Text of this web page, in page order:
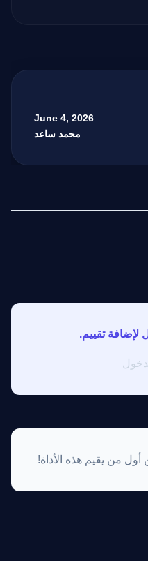
June 4, 2026
محمد ساعد
تقييم.
أول من يقيم هذه الأداة!